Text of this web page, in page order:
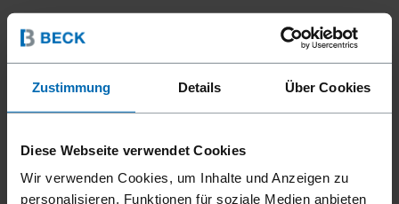
Zustimmung Details Über Cookies
Diese Webseite verwendet Cookies
Wir verwenden Cookies, um Inhalte und Anzeigen zu
personalisieren, Funktionen für soziale Medien anbieten